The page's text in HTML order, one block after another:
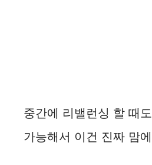
중간에 리밸런싱 할 때
가능해서 이건 진짜 맘